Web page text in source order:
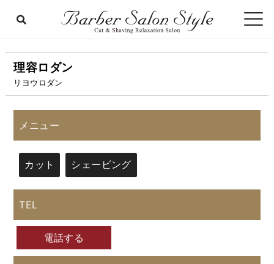
理容ロダン
リヨウロダン
メニュー
カット シェービング
TEL
電話する